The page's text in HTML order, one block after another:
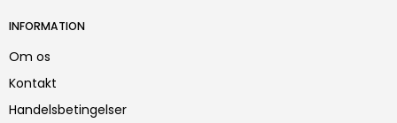
INFORMATION
Om os
Kontakt
Handelsbetingelser